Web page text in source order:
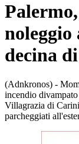
noleggio
decina
(Adnkronos) -
incendio
Villagrazia di
parcheggiati